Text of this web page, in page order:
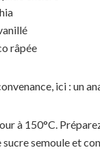
râpée
ici : un
à 150°C.
semoule et